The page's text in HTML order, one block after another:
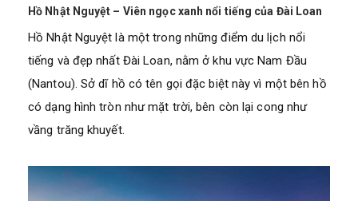
Hồ Nhật Nguyệt – Viên ngọc xanh nổi tiếng của Đài Loan
Hồ Nhật Nguyệt là một trong những điểm du lịch nổi
tiếng và đẹp nhất Đài Loan, nằm ở khu vực Nam Đầu
(Nantou). Sở dĩ hồ có tên gọi đặc biệt này vì một bên hồ
có dạng hình tròn như mặt trời, bên còn lại cong như
vầng trăng khuyết.